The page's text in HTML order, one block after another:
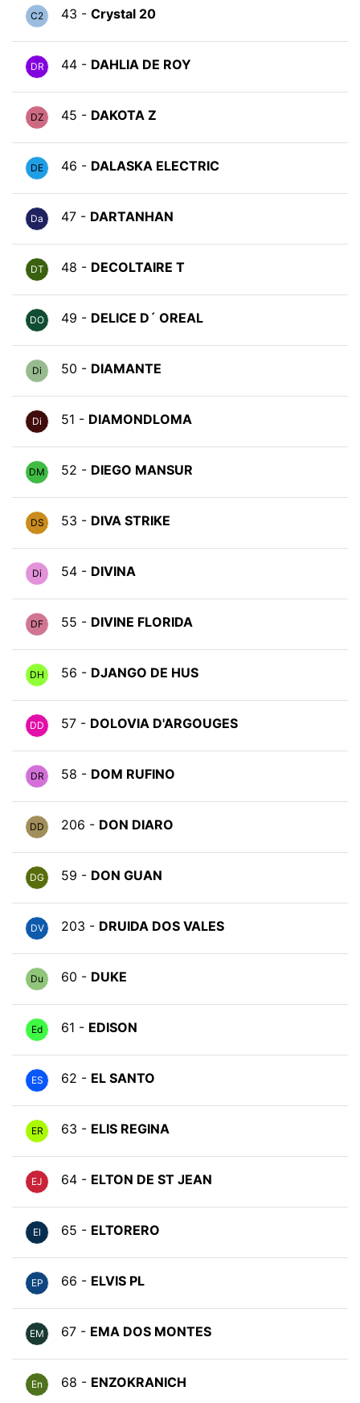
C2 43 - Crystal 20
DR 44 - DAHLIA DE ROY
DZ 45 - DAKOTA Z
DE 46 - DALASKA ELECTRIC
Da 47 - DARTANHAN
DT 48 - DECOLTAIRE T
DO 49 - DELICE D´ OREAL
Di 50 - DIAMANTE
Di 51 - DIAMONDLOMA
DM 52 - DIEGO MANSUR
DS 53 - DIVA STRIKE
Di 54 - DIVINA
DF 55 - DIVINE FLORIDA
DH 56 - DJANGO DE HUS
DD 57 - DOLOVIA D'ARGOUGES
DR 58 - DOM RUFINO
DD 206 - DON DIARO
DG 59 - DON GUAN
DV 203 - DRUIDA DOS VALES
Du 60 - DUKE
Ed 61 - EDISON
ES 62 - EL SANTO
ER 63 - ELIS REGINA
EJ 64 - ELTON DE ST JEAN
El 65 - ELTORERO
EP 66 - ELVIS PL
EM 67 - EMA DOS MONTES
En 68 - ENZOKRANICH